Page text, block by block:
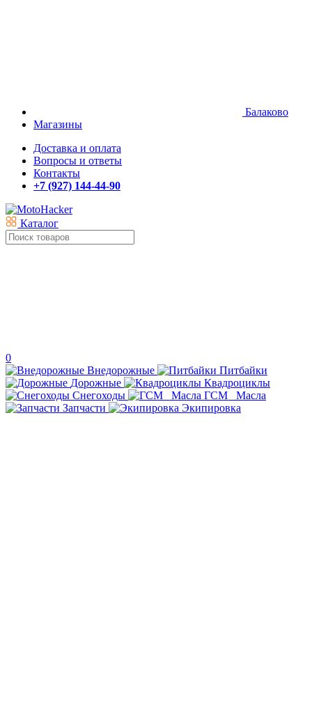
Балаково
Магазины
Доставка и оплата
Вопросы и ответы
Контакты
+7 (927) 144-44-90
Каталог
0
Внедорожные
Питбайки
Дорожные
Квадроциклы
Снегоходы
ГСМ _Масла
Запчасти
Экипировка